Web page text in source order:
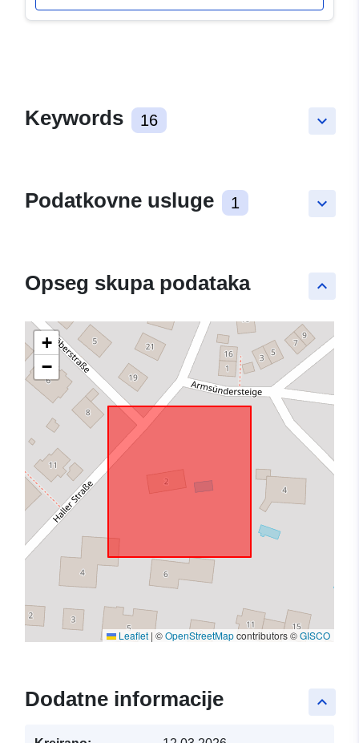
keyboard_arrow_down
Keywords 16
keyboard_arrow_down
Podatkovne usluge 1
keyboard_arrow_up
Opseg skupa podataka
+
−
Leaflet | ©OpenStreetMapcontributors ©GISCO
keyboard_arrow_up
Dodatne informacije